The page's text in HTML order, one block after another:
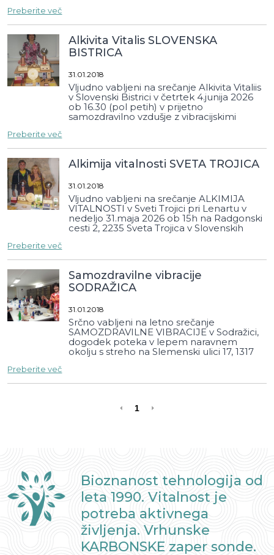
Preberite več
Alkivita Vitalis SLOVENSKA
BISTRICA
31.01.2018
Vljudno vabljeni na srečanje Alkivita Vitaliis
v Slovenski Bistrici v četrtek 4.junija 2026
ob 16.30 (pol petih) v prijetno
samozdravilno vzdušje z vibracijskimi
Preberite več
Alkimija vitalnosti SVETA TROJICA
31.01.2018
Vljudno vabljeni na srečanje ALKIMIJA
VITALNOSTI v Sveti Trojici pri Lenartu v
nedeljo 31.maja 2026 ob 15h na Radgonski
cesti 2, 2235 Sveta Trojica v Slovenskih
Liam Šebinek.
Preberite več
Samozdravilne vibracije
SODRAŽICA
31.01.2018
Srčno vabljeni na letno srečanje
SAMOZDRAVILNE VIBRACIJE v Sodražici,
dogodek poteka v lepem naravnem
okolju s streho na Slemenski ulici 17, 1317
Preberite več
1
Bioznanost tehnologija od
leta 1990. Vitalnost je
potreba aktivnega
življenja. Vrhunske
KARBONSKE zaper sonde.